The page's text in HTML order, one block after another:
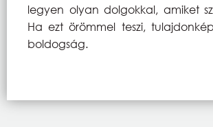
legyen olyan dolgokkal, amiket
Ha ezt örömmel teszi,
boldogság.